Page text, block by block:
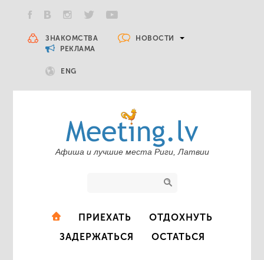
ЗНАКОМСТВА
НОВОСТИ
РЕКЛАМА
ENG
Афиша и лучшие места Риги, Латвии
ПРИЕХАТЬ
ОТДОХНУТЬ
ЗАДЕРЖАТЬСЯ
ОСТАТЬСЯ